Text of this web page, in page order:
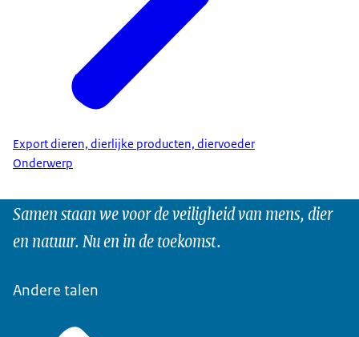
Export dieren, dierlijke producten, diervoeder
Onderwerp
Samen staan we voor de veiligheid van mens, dier
en natuur. Nu en in de toekomst.
Andere talen